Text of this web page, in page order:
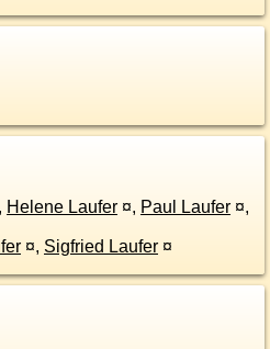
, Helene Laufer ¤, Paul Laufer ¤,
¤, Sigfried Laufer ¤